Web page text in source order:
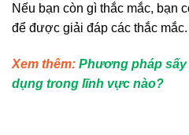
Nếu bạn còn gì thắc mắc, bạn
để được giải đáp các thắc mắc.
Xem thêm: Phương pháp
dụng trong lĩnh vực nào?